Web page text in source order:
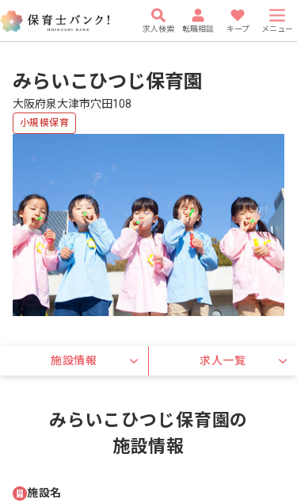
求人検索 転職相談 キープ メニュー
みらいこひつじ保育園
大阪府泉大津市穴田108
小規模保育
施設情報 求人一覧
みらいこひつじ保育園の
施設情報
施設名